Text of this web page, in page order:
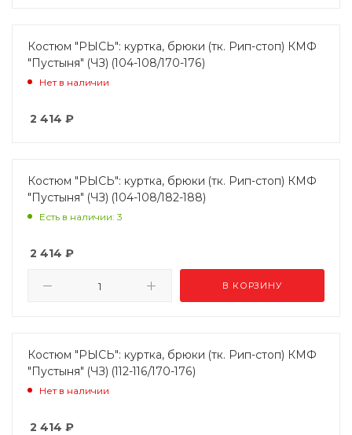
Костюм "РЫСЬ": куртка, брюки (тк. Рип-стоп) КМФ
"Пустыня" (ЧЗ) (104-108/170-176)
Нет в наличии
2 414 ₽
Костюм "РЫСЬ": куртка, брюки (тк. Рип-стоп) КМФ
"Пустыня" (ЧЗ) (104-108/182-188)
Есть в наличии: 3
2 414 ₽
В КОРЗИНУ
Костюм "РЫСЬ": куртка, брюки (тк. Рип-стоп) КМФ
"Пустыня" (ЧЗ) (112-116/170-176)
Нет в наличии
2 414 ₽